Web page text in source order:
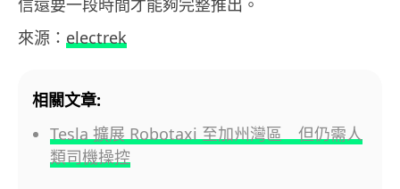
來源： electrek
相關文章:
Tesla 擴展 Robotaxi 至加州灣區 但仍需人
類司機操控